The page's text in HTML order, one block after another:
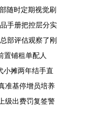
随时定期视觉刷
手册把控层分实
部评估观察了刚
置铺租单配人
小摊两年结手直
准基停增员培养
级出费罚复签警